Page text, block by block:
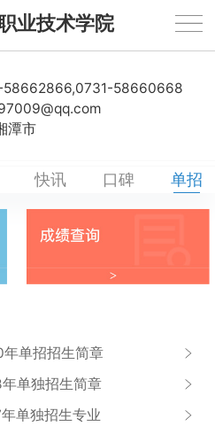
业技术学院
58662866,0731-58660668
潭市
快讯 口碑 单招
单招招生简章
单独招生简章
单独招生专业